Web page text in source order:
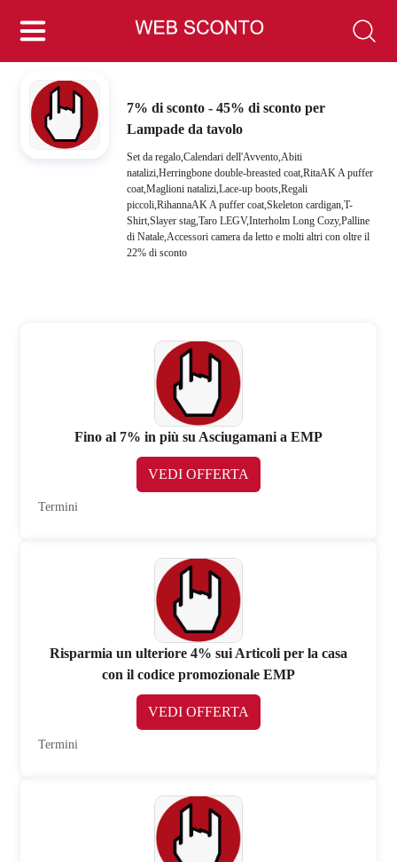
7% di sconto - 45% di sconto per
Lampade da tavolo
Set da regalo,Calendari dell'Avvento,Abiti
natalizi,Herringbone double-breasted coat,RitaAK A puffer
coat,Maglioni natalizi,Lace-up boots,Regali
piccoli,RihannaAK A puffer coat,Skeleton cardigan,T-
Shirt,Slayer stag,Taro LEGV,Interholm Long Cozy,Palline
di Natale,Accessori camera da letto e molti altri con oltre il
22% di sconto
Fino al 7% in più su Asciugamani a EMP
VEDI OFFERTA
Termini
Risparmia un ulteriore 4% sui Articoli per la casa
con il codice promozionale EMP
VEDI OFFERTA
Termini